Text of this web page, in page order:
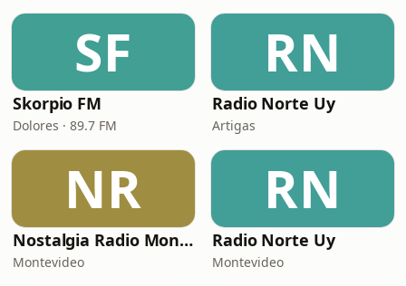
SF
Skorpio FM
Dolores · 89.7 FM
RN
Radio Norte Uy
Artigas
NR
Nostalgia Radio Montevideo
Montevideo
RN
Radio Norte Uy
Montevideo